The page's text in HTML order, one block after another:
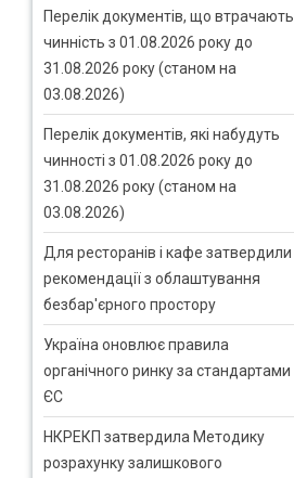
Перелік документів, що втрачають
чинність з 01.08.2026 року до
31.08.2026 року (станом на
03.08.2026)
Перелік документів, які набудуть
чинності з 01.08.2026 року до
31.08.2026 року (станом на
03.08.2026)
Для ресторанів і кафе затвердили
рекомендації з облаштування
безбар'єрного простору
Україна оновлює правила
органічного ринку за стандартами
ЄС
НКРЕКП затвердила Методику
розрахунку залишкового